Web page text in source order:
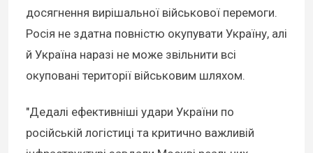
досягнення вирішальної військової перемоги.
Росія не здатна повністю окупувати Україну, алі
й Україна наразі не може звільнити всі
окуповані території військовим шляхом.
"Дедалі ефективніші удари України по
російській логістиці та критично важливій